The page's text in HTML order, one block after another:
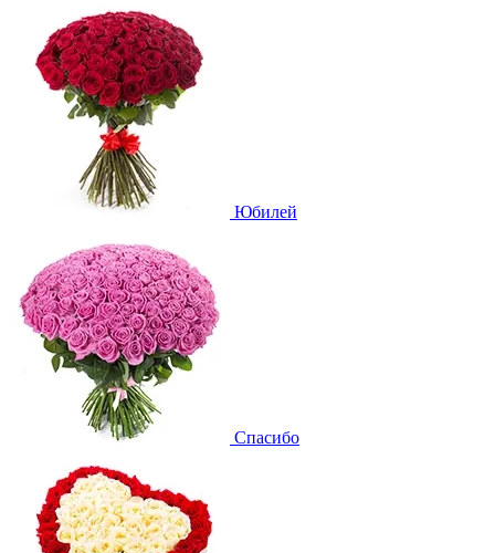
Юбилей
Спасибо